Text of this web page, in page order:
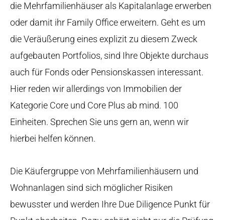
die Mehrfamilienhäuser als Kapitalanlage erwerben
oder damit ihr Family Office erweitern. Geht es um
die Veräußerung eines explizit zu diesem Zweck
aufgebauten Portfolios, sind Ihre Objekte durchaus
auch für Fonds oder Pensionskassen interessant.
Hier reden wir allerdings von Immobilien der
Kategorie Core und Core Plus ab mind. 100
Einheiten. Sprechen Sie uns gern an, wenn wir
hierbei helfen können.
Die Käufergruppe von Mehrfamilienhäusern und
Wohnanlagen sind sich möglicher Risiken
bewusster und werden Ihre Due Diligence Punkt für